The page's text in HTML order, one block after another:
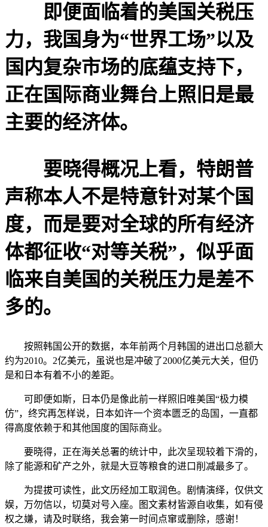
即便面临着的美国关税压
力，我国身为“世界工场”以及
国内复杂市场的底蕴支持下，
正在国际商业舞台上照旧是最
主要的经济体。
要晓得概况上看，特朗普
声称本人不是特意针对某个国
度，而是要对全球的所有经济
体都征收“对等关税”，似乎面
临来自美国的关税压力是差不
多的。
按照韩国公开的数据，本年前两个月韩国的进出口总额大
约为2010。2亿美元，虽说也是冲破了2000亿美元大关，但仍
是和日本有着不小的差距。
可即便如斯，日本仍是像此前一样照旧唯美国“极力模
仿”，终究再怎样说，日本如许一个资本匮乏的岛国，一直都
得高度依赖于和其他国度的国际商业。
要晓得，正在海关总署的统计中，此次呈现较着下滑的，
除了能源和矿产之外，就是大豆等粮食的进口削减最多了。
为提拔可读性，此文历经加工取润色。剧情演绎，仅供文
娱，万勿信以，切莫对号入座。图文素材皆源自收集，如有侵
权之嫌，请及时联络，我会第一时间点窜或删除，感谢！